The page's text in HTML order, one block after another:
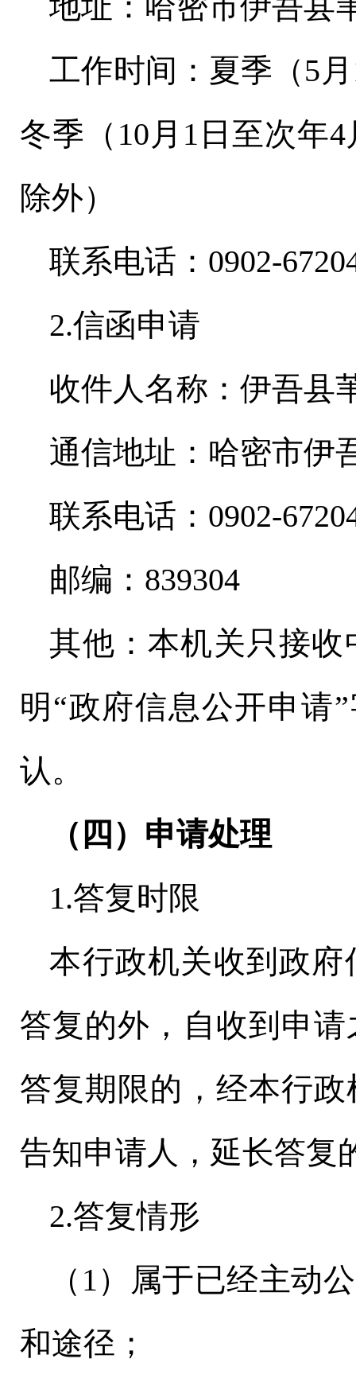
工作时间：夏季（5月
冬季（ 10月 1 日至次年4
除外）
联系电话： 0902-
2.信函申请
收件人名称：伊吾县
通信地址：哈密市伊
联系电话： 0902-
邮编： 839304
其他：本机关只接
明 “政府信息公开申请
认。
（四）申请处理
1.答复时限
本行政机关收到政
答复的外，自收到申请
答复期限的，经本行
告知申请人，延长答复
2.答复情形
（ 1）属于已经主动
和途径；